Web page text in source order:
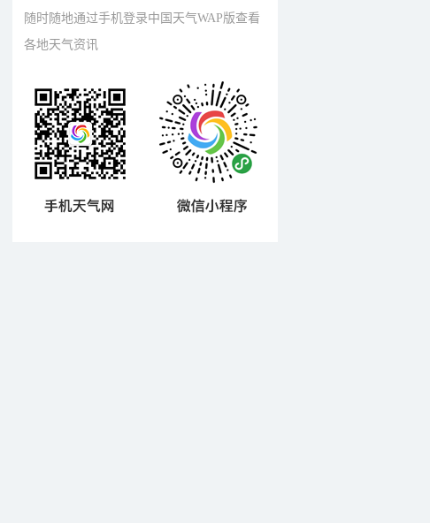
随时随地通过手机登录中国天气WAP版查看
各地天气资讯